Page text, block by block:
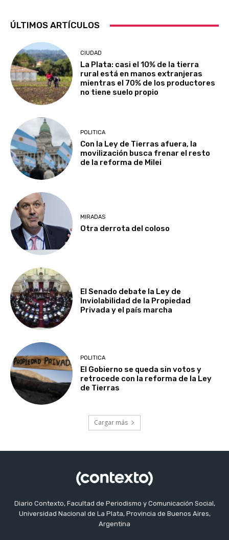
ÚLTIMOS ARTÍCULOS
CIUDAD
La Plata: casi el 10% de la tierra
rural está en manos extranjeras
mientras el 70% de los productores
no tiene suelo propio
POLITICA
Con la Ley de Tierras afuera, la
movilización busca frenar el resto
de la reforma de Milei
MIRADAS
Otra derrota del coloso
El Senado debate la Ley de
Inviolabilidad de la Propiedad
Privada y el país marcha
POLITICA
El Gobierno se queda sin votos y
retrocede con la reforma de la Ley
de Tierras
Cargar más
Diario Contexto, Facultad de Periodismo y Comunicación Social,
Universidad Nacional de La Plata, Provincia de Buenos Aires,
Argentina